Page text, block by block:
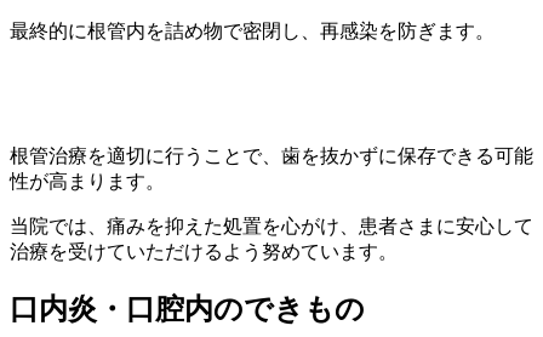
最終的に根管内を詰め物で密閉し、再感染を防ぎます。
根管治療を適切に行うことで、歯を抜かずに保存できる可能
性が高まります。
当院では、痛みを抑えた処置を心がけ、患者さまに安心して
治療を受けていただけるよう努めています。
口内炎・口腔内のできもの